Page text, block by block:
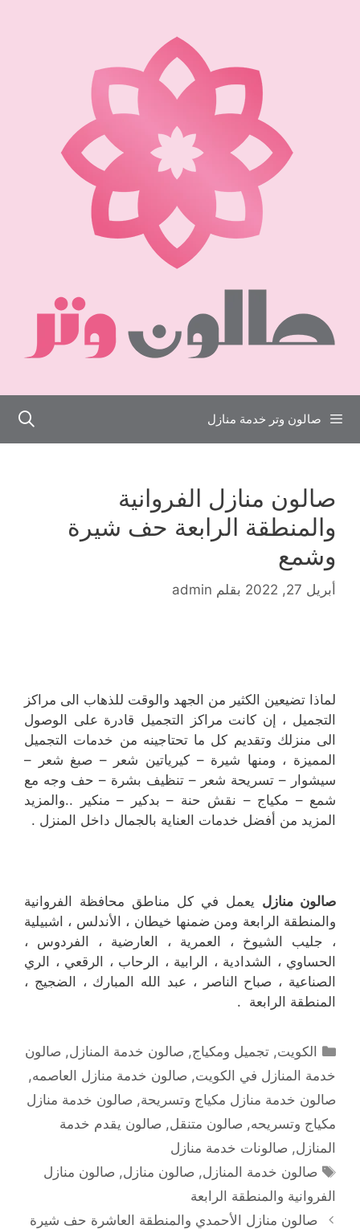
صالون وتر خدمة منازل
صالون منازل الفروانية
والمنطقة الرابعة حف شيرة
وشمع
أبريل 27, 2022 بقلم admin
لماذا تضيعين الكثير من الجهد والوقت للذهاب الى مراكز
التجميل ، إن كانت مراكز التجميل قادرة على الوصول
الى منزلك وتقديم كل ما تحتاجينه من خدمات التجميل
المميزة ، ومنها شيرة – كيرياتين شعر – صبغ شعر –
سيشوار – تسريحة شعر – تنظيف بشرة – حف وجه مع
شمع – مكياج – نقش حنة – بدكير – منكير ..والمزيد
المزيد من أفضل خدمات العناية بالجمال داخل المنزل .
صالون منازل يعمل في كل مناطق محافظة الفروانية
والمنطقة الرابعة ومن ضمنها خيطان ، الأندلس ، اشبيلية
، جليب الشيوخ ، العمرية ، العارضية ، الفردوس ،
الحساوي ، الشدادية ، الرابية ، الرحاب ، الرقعي ، الري
الصناعية ، صباح الناصر ، عبد الله المبارك ، الضجيج ،
المنطقة الرابعة .
التصنيفات
الكويت,تجميل ومكياج, صالون خدمة المنازل, صالون
خدمة المنازل في الكويت, صالون خدمة منازل العاصمه,
صالون خدمة منازل مكياج وتسريحة, صالون خدمة منازل
مكياج وتسريحه, صالون متنقل, صالون يقدم خدمة
المنازل, صالونات خدمة منازل
الوسوم
صالون خدمة المنازل, صالون منازل, صالون منازل
الفروانية والمنطقة الرابعة
صالون منازل الأحمدي والمنطقة العاشرة حف شيرة